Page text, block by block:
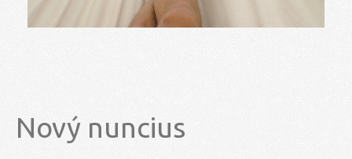
Nový nuncius